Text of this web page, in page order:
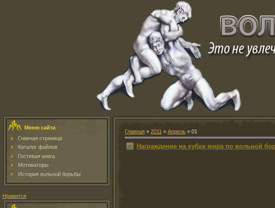
Меню сайта
Главная страница
Каталог файлов
Гостевая книга
Мотиваторы
История вольной борьбы
Нравится
Главная » 2011 » Апрель » 01
Награждение на кубке мира по вольной